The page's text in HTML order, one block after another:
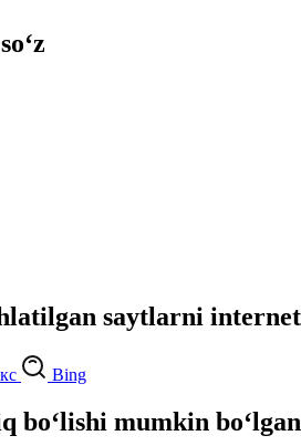
saytlarni
Bing
bo‘lishi mumkin